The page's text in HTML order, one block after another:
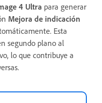
4 Ultra para generar
Mejora de indicación
Esta
segundo plano al
lo que contribuye a